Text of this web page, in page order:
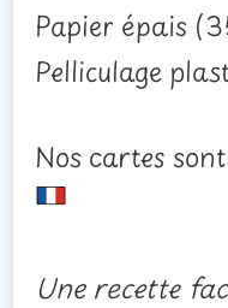
Papier épais
Pelliculage
Nos cartes
Une recette